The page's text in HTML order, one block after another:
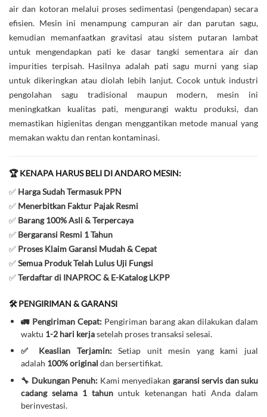
air dan kotoran melalui proses sedimentasi (pengendapan) secara
efisien. Mesin ini menampung campuran air dan parutan sagu,
kemudian memanfaatkan gravitasi atau sistem putaran lambat
untuk mengendapkan pati ke dasar tangki sementara air dan
impurities terpisah. Hasilnya adalah pati sagu murni yang siap
untuk dikeringkan atau diolah lebih lanjut. Cocok untuk industri
pengolahan sagu tradisional maupun modern, mesin ini
meningkatkan kualitas pati, mengurangi waktu produksi, dan
memastikan higienitas dengan menggantikan metode manual yang
memakan waktu dan rentan kontaminasi.
🏆 KENAPA HARUS BELI DI ANDARO MESIN:
✅ Harga Sudah Termasuk PPN
✅ Menerbitkan Faktur Pajak Resmi
✅ Barang 100% Asli & Terpercaya
✅ Bergaransi Resmi 1 Tahun
✅ Proses Klaim Garansi Mudah & Cepat
✅Semua Produk Telah Lulus Uji Fungsi
✅Terdaftar di INAPROC & E-Katalog LKPP
🛠️ PENGIRIMAN & GARANSI
🚛 Pengiriman Cepat:Pengiriman barang akan dilakukan dalam
waktu 1-2 hari kerjasetelah proses transaksi selesai.
✅ Keaslian Terjamin:Setiap unit mesin yang kami jual
adalah 100% original dan bersertifikat.
🔧 Dukungan Penuh: Kami menyediakan garansi servis dan suku
cadang selama 1 tahun untuk ketenangan hati Anda dalam
berinvestasi.